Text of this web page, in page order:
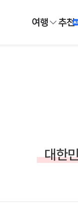
여행 추천
대한